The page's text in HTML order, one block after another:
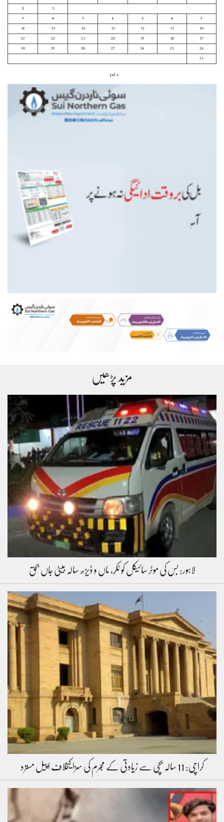
1
2
3
4
5
6
7
8
9
10
11
12
13
14
15
16
17
18
19
20
21
22
23
24
25
26
27
28
29
30
31
« Jul
مزید پڑھیں
لاہور: بس کی موٹر سائیکل کو ٹکر، ماں و ڈیڑھ سالہ بیٹی جاں بحق
کراچی: 11 سالہ بچی سے زیادتی کے مجرم کی سزا کیخلاف اپیل مسترد